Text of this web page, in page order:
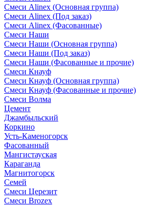
Смеси Alinex (Основная группа)
Смеси Alinex (Под заказ)
Смеси Alinex (Фасованные)
Смеси Наши
Смеси Наши (Основная группа)
Смеси Наши (Под заказ)
Смеси Наши (Фасованные и прочие)
Смеси Кнауф
Смеси Кнауф (Основная группа)
Смеси Кнауф (Фасованные и прочие)
Смеси Волма
Цемент
Джамбыльский
Коркино
Усть-Каменогорск
Фасованный
Мангистауская
Караганда
Магнитогорск
Семей
Смеси Церезит
Смеси Brozex